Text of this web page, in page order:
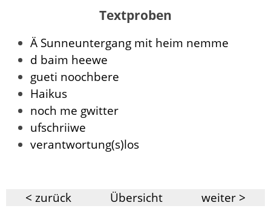
Textproben
Ä Sunneuntergang mit heim nemme
d baim heewe
gueti noochbere
Haikus
noch me gwitter
ufschriiwe
verantwortung(s)los
< zurück Übersicht weiter >